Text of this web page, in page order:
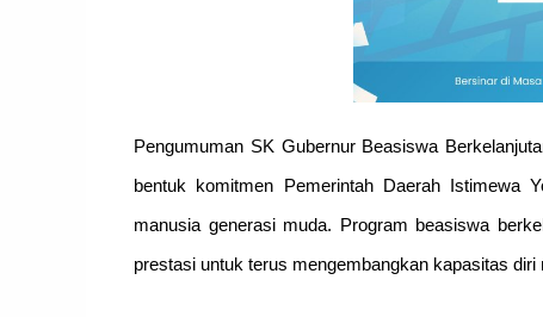
Pengumuman SK Gubernur Beasiswa
bentuk komitmen Pemerintah Daerah Istimewa
manusia generasi muda. Program beasiswa
prestasi untuk terus mengembangkan kapasitas